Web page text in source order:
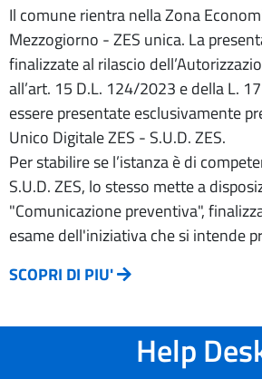
Il comune rientra nella Zona
Mezzogiorno - ZES unica. La
finalizzate al rilascio
all’art. 15 D.L. 124/2023 e della L.
essere presentate esclusivamente
Unico Digitale ZES - S.U.D. ZES.
Per stabilire se l’istanza è di
S.U.D. ZES, lo stesso mette a
"Comunicazione preventiva",
esame dell'iniziativa che si intende
SCOPRI DI PIU'
Help